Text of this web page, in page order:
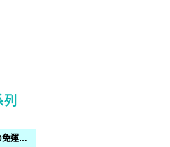
順豐智能櫃或順豐站取件 *買滿$300免運費*